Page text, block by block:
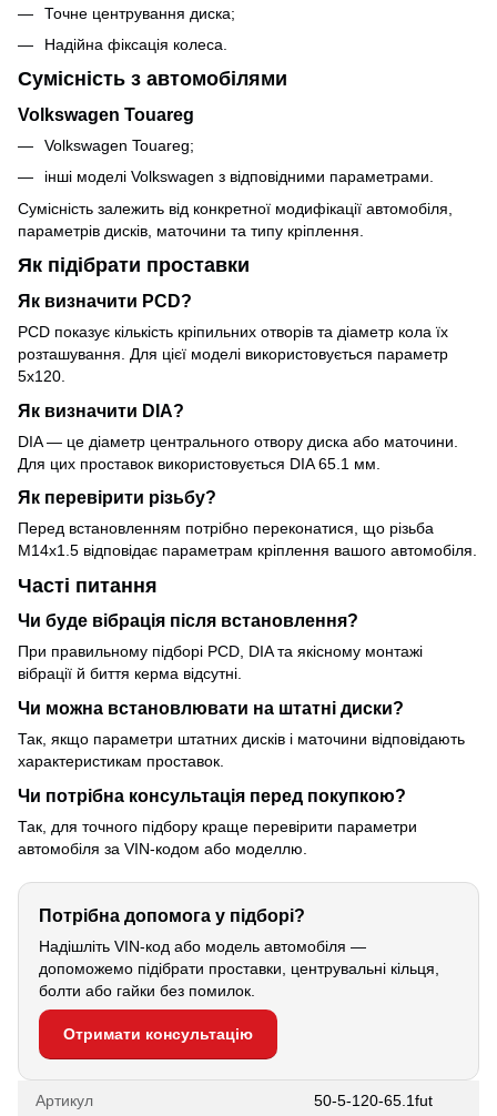
Точне центрування диска;
Надійна фіксація колеса.
Сумісність з автомобілями
Volkswagen Touareg
Volkswagen Touareg;
інші моделі Volkswagen з відповідними параметрами.
Сумісність залежить від конкретної модифікації автомобіля,
параметрів дисків, маточини та типу кріплення.
Як підібрати проставки
Як визначити PCD?
PCD показує кількість кріпильних отворів та діаметр кола їх
розташування. Для цієї моделі використовується параметр
5x120.
Як визначити DIA?
DIA — це діаметр центрального отвору диска або маточини.
Для цих проставок використовується DIA 65.1 мм.
Як перевірити різьбу?
Перед встановленням потрібно переконатися, що різьба
M14x1.5 відповідає параметрам кріплення вашого автомобіля.
Часті питання
Чи буде вібрація після встановлення?
При правильному підборі PCD, DIA та якісному монтажі
вібрації й биття керма відсутні.
Чи можна встановлювати на штатні диски?
Так, якщо параметри штатних дисків і маточини відповідають
характеристикам проставок.
Чи потрібна консультація перед покупкою?
Так, для точного підбору краще перевірити параметри
автомобіля за VIN-кодом або моделлю.
Потрібна допомога у підборі?
Надішліть VIN-код або модель автомобіля —
допоможемо підібрати проставки, центрувальні кільця,
болти або гайки без помилок.
Отримати консультацію
Артикул 50-5-120-65.1fut